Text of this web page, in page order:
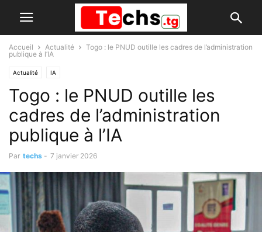
Accueil Actualité
Togo : le PNUD outille les cadres de l’administration
publique à l’IA
Actualité IA
Togo : le PNUD outille les
cadres de l’administration
publique à l’IA
Par techs - 7 janvier 2026